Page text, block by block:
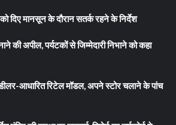
दिए मानसून के दौरान सतर्क रहने के निर्देश
की अपील, पर्यटकों से जिम्मेदारी निभाने को कहा
आधारित रिटेल मॉडल, अपने स्टोर चलाने के पांच